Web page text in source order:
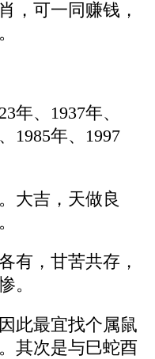
，可一同赚钱，
年、1937年、
1985年、1997
大吉，天做良
有，甘苦共存，
。
此最宜找个属鼠
其次是与巳蛇酉